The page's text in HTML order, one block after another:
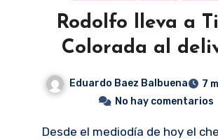
Rodolfo lleva a
Colorada al
Eduardo Baez Balbuena
7
No hay comentarios
Desde el mediodía de hoy el chef Rodolfo